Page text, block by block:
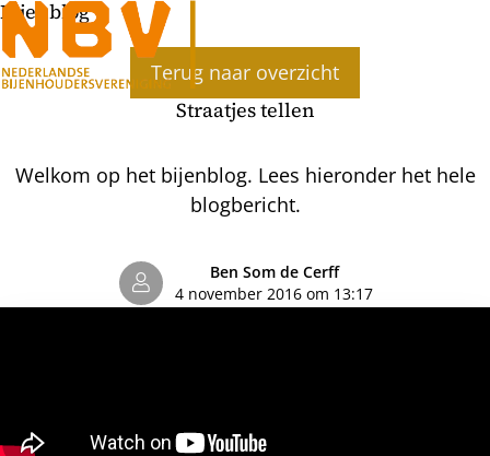
Bijenblog
Terug naar overzicht
Straatjes tellen
Welkom op het bijenblog. Lees hieronder het hele
blogbericht.
Ben Som de Cerff
4 november 2016 om 13:17